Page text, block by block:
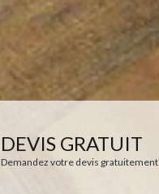
DEVIS GRATUIT
Demandez votre devis gratuitement